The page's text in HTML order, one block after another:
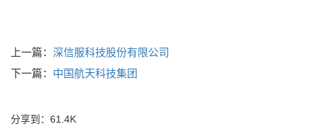
上一篇： 深信服科技股份有限公司
下一篇： 中国航天科技集团
分享到： 61.4K